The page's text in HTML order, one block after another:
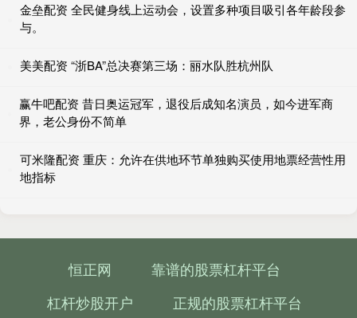
金垒配资 全民健身线上运动会，设置多种项目吸引各年龄段参
与。
美美配资 “浙BA”总决赛第三场：丽水队胜杭州队
赢牛吧配资 昔日奥运冠军，退役后成知名演员，如今进军商
界，老公身份不简单
可米隆配资 重庆：允许在供地环节单独购买使用地票经营性用
地指标
恒正网
靠谱的股票杠杆平台
杠杆炒股开户
正规的股票杠杆平台